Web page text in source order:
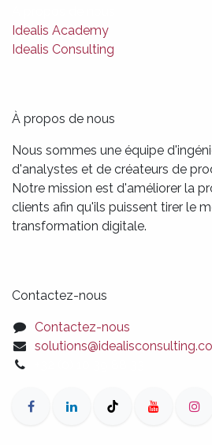
Idealis Academy
Idealis Consulting
À propos de nous
Nous sommes une équipe
d'analystes et de créateurs de
Notre mission est d'améliorer la
clients afin qu'ils puissent tirer le
transformation digitale.
Contactez-nous
Contactez-nous